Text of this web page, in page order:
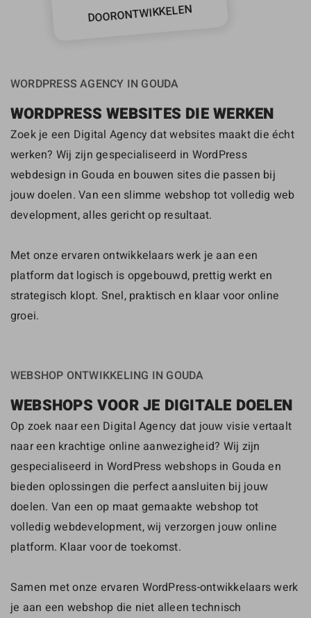
DOORONTWIKKELEN
WORDPRESS AGENCY IN GOUDA
WORDPRESS WEBSITES DIE WERKEN
Zoek je een Digital Agency dat websites maakt die écht
werken? Wij zijn gespecialiseerd in WordPress
webdesign in Gouda en bouwen sites die passen bij
jouw doelen. Van een slimme webshop tot volledig web
development, alles gericht op resultaat.
Met onze ervaren ontwikkelaars werk je aan een
platform dat logisch is opgebouwd, prettig werkt en
strategisch klopt. Snel, praktisch en klaar voor online
groei.
WEBSHOP ONTWIKKELING IN GOUDA
WEBSHOPS VOOR JE DIGITALE DOELEN
Op zoek naar een Digital Agency dat jouw visie vertaalt
naar een krachtige online aanwezigheid? Wij zijn
gespecialiseerd in WordPress webshops in Gouda en
bieden oplossingen die perfect aansluiten bij jouw
doelen. Van een op maat gemaakte webshop tot
volledig webdevelopment, wij verzorgen jouw online
platform. Klaar voor de toekomst.​
Samen met onze ervaren WordPress-ontwikkelaars werk
je aan een webshop die niet alleen technisch